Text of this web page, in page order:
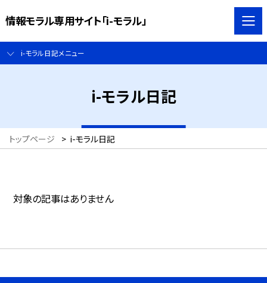
情報モラル専用サイト「i-モラル」
i-モラル日記メニュー
i-モラル日記
トップページ > i-モラル日記
対象の記事はありません